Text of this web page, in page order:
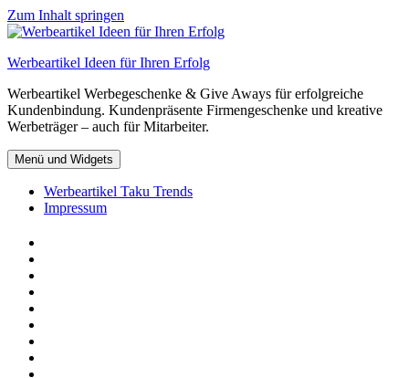
Zum Inhalt springen
Werbeartikel Ideen für Ihren Erfolg
Werbeartikel Werbegeschenke & Give Aways für erfolgreiche
Kundenbindung. Kundenpräsente Firmengeschenke und kreative
Werbeträger – auch für Mitarbeiter.
Menü und Widgets
Werbeartikel Taku Trends
Impressum